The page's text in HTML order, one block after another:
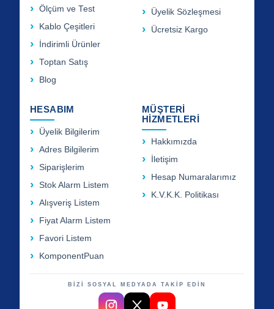
Ölçüm ve Test
Kablo Çeşitleri
İndirimli Ürünler
Toptan Satış
Blog
Üyelik Sözleşmesi
Ücretsiz Kargo
HESABIM
Üyelik Bilgilerim
Adres Bilgilerim
Siparişlerim
Stok Alarm Listem
Alışveriş Listem
Fiyat Alarm Listem
Favori Listem
KomponentPuan
MÜŞTERİ
HİZMETLERİ
Hakkımızda
İletişim
Hesap Numaralarımız
K.V.K.K. Politikası
BİZİ SOSYAL MEDYADA TAKİP EDİN